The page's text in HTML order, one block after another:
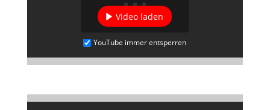
Video laden
YouTube immer entsperren